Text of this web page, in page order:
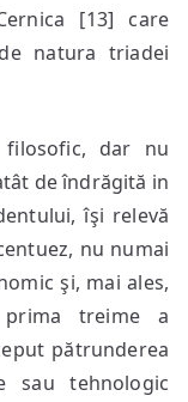
[13] care
natura triadei
filosofic, dar nu
de îndrăgită in
îşi relevă
nu numai
şi, mai ales,
treime a
pătrunderea
sau tehnologic